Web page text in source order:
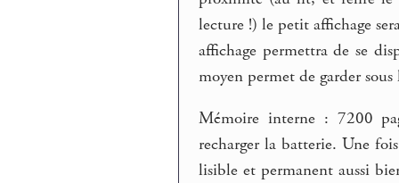
lecture !) le petit affichage
affichage permettra de se
moyen permet de garder sous
Mémoire interne : 7200
recharger la batterie. Une
lisible et permanent aussi